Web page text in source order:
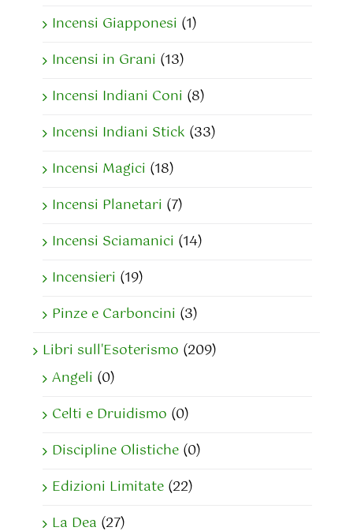
Incensi Giapponesi (1)
Incensi in Grani (13)
Incensi Indiani Coni (8)
Incensi Indiani Stick (33)
Incensi Magici (18)
Incensi Planetari (7)
Incensi Sciamanici (14)
Incensieri (19)
Pinze e Carboncini (3)
Libri sull'Esoterismo (209)
Angeli (0)
Celti e Druidismo (0)
Discipline Olistiche (0)
Edizioni Limitate (22)
La Dea (27)